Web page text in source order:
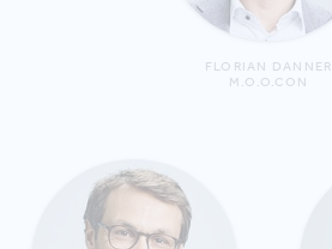
FLORIAN DANNER
M.O.O.CON